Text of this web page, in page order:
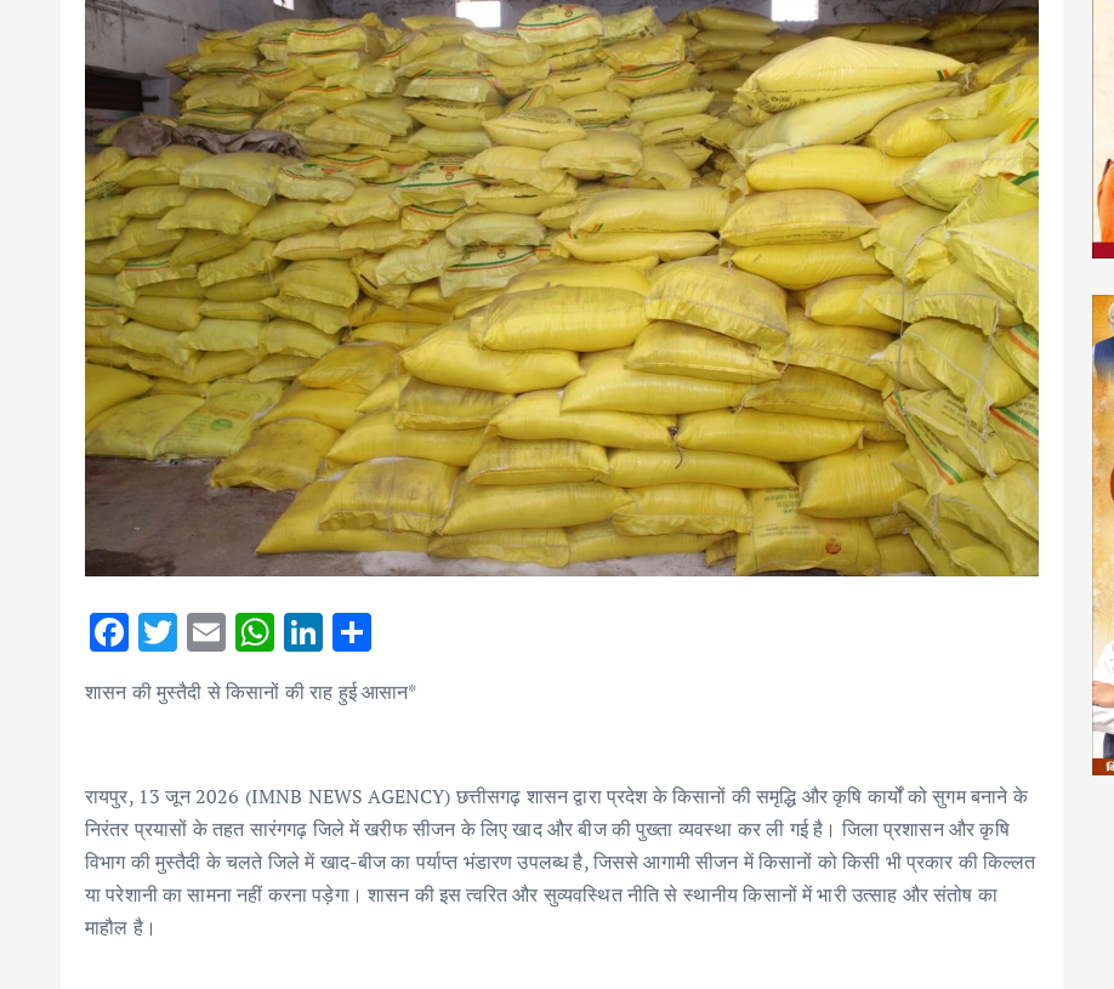
F
ac
e
o
o
k
T
w
it
r
E
m
ai
W
h
at
A
p
p
Li
k
dI
n
ar
शासन की मुस्तैदी से किसानों की राह हुई आसान*
रायपुर, 13 जून 2026 (IMNB NEWS AGENCY) छत्तीसगढ़ शासन द्वारा प्रदेश के किसानों की समृद्धि और कृषि कार्यों को सुगम बनाने के
निरंतर प्रयासों के तहत सारंगगढ़ जिले में खरीफ सीजन के लिए खाद और बीज की पुख्ता व्यवस्था कर ली गई है। जिला प्रशासन और कृषि
विभाग की मुस्तैदी के चलते जिले में खाद-बीज का पर्याप्त भंडारण उपलब्ध है, जिससे आगामी सीजन में किसानों को किसी भी प्रकार की किल्लत
या परेशानी का सामना नहीं करना पड़ेगा। शासन की इस त्वरित और सुव्यवस्थित नीति से स्थानीय किसानों में भारी उत्साह और संतोष का
माहौल है।